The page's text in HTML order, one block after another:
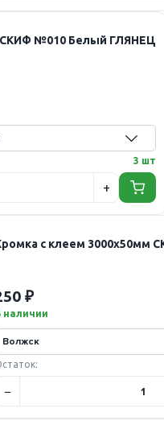
СКИФ №010 Белый ГЛЯНЕЦ
3 шт
с клеем
₽
наличии